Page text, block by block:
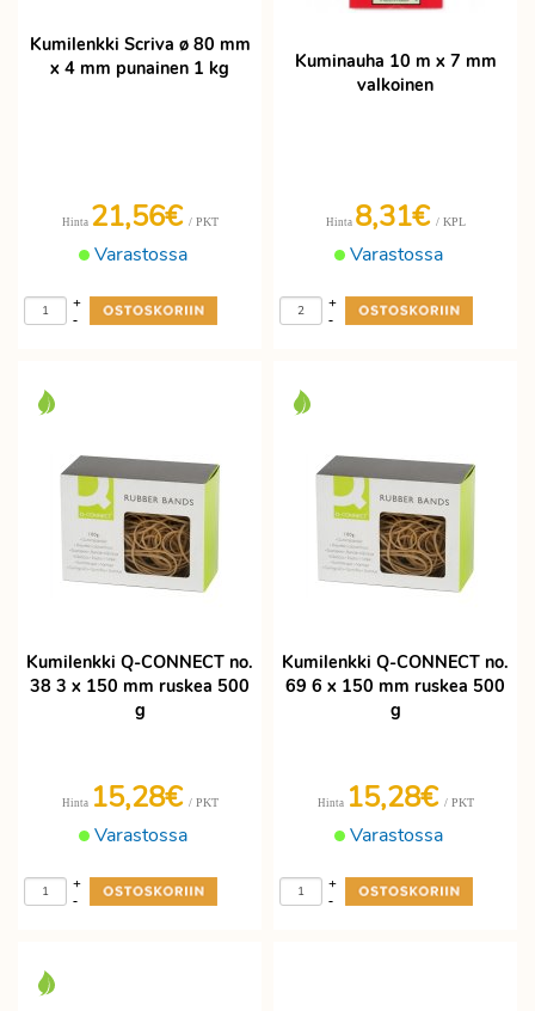
Kumilenkki Scriva ø 80 mm
x 4 mm punainen 1 kg
Varastossa
Hinta 21,56€ / PKT
-
+
Kuminauha 10 m x 7 mm
valkoinen
Varastossa
Hinta 8,31€ / KPL
-
+
Kumilenkki Q-CONNECT no.
38 3 x 150 mm ruskea 500
g
Varastossa
Hinta 15,28€ / PKT
-
+
Kumilenkki Q-CONNECT no.
69 6 x 150 mm ruskea 500
g
Varastossa
Hinta 15,28€ / PKT
-
+